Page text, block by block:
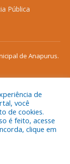
Pública
de Anapurus.
de
você
de cookies.
é feito, acesse
clique em